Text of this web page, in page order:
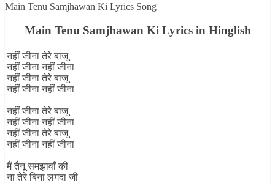
Main Tenu Samjhawan Ki Lyrics Song
Main Tenu Samjhawan Ki Lyrics in Hinglish
नहीं जीना तेरे बाजू
नहीं जीना नहीं जीना
नहीं जीना तेरे बाजू
नहीं जीना नहीं जीना
नहीं जीना तेरे बाजू
नहीं जीना नहीं जीना
नहीं जीना तेरे बाजू
नहीं जीना नहीं जीना
मैं तैनू समझावाँ की
ना तेरे बिना लगदा जी